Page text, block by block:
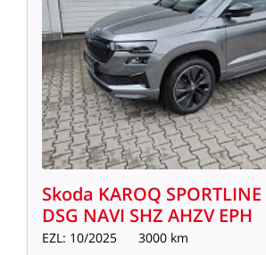
Skoda KAROQ SPORTLINE
DSG NAVI SHZ AHZV EPH
EZL: 10/2025 3000 km